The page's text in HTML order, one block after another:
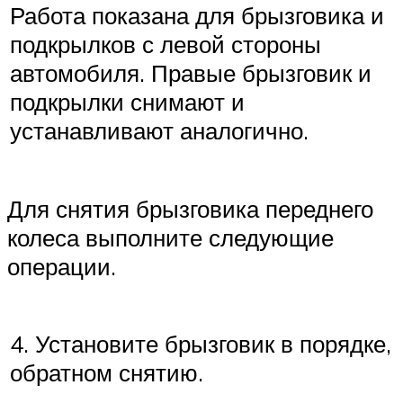
Работа показана для брызговика и
подкрылков с левой стороны
автомобиля. Правые брызговик и
подкрылки снимают и
устанавливают аналогично.
Для снятия брызговика переднего
колеса выполните следующие
операции.
4. Установите брызговик в порядке,
обратном снятию.